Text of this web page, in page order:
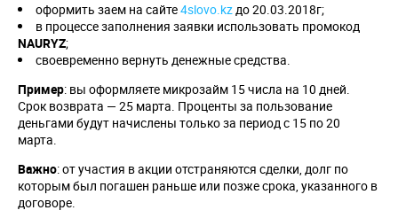
оформить заем на сайте4slovo.kzдо 20.03.2018г;
в процессе заполнения заявки использовать промокод
NAURYZ;
своевременно вернуть денежные средства.
Пример: вы оформляете микрозайм 15 числа на 10 дней.
Срок возврата — 25 марта. Проценты за пользование
деньгами будут начислены только за период с 15 по 20
марта.
Важно: от участия в акции отстраняются сделки, долг по
которым был погашен раньше или позже срока, указанного в
договоре.